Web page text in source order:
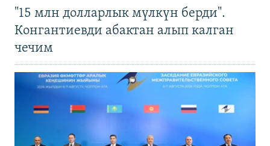
"15 млн долларлык мүлкүн берди".
Конгантиевди абактан алып калган
чечим